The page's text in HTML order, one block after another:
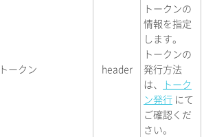
トークン header
トークンの
情報を指定
します。
トークンの
発行方法
は、
トーク
ン発行 にて
ご確認くだ
さい。